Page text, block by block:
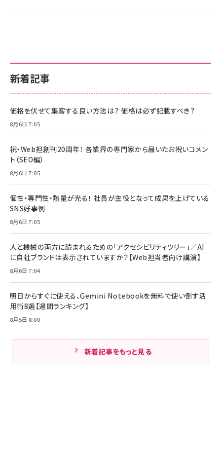
新着記事
価格を伏せて集客する良い方法は？ 価格は必ず記載すべき？
8月6日 7:05
祝・Web担創刊20周年！ 各業界の専門家から届いたお祝いコメン
ト（SEO編）
8月6日 7:05
個性・専門性・熱量が光る！ 社員が主役となって成果を上げている
SNS好事例
8月6日 7:05
人と機械の両方に読まれるための「アクセシビリティツリー」／AI
に自社ブランドは表示されていますか？【Web担当者向け講演】
8月6日 7:04
明日からすぐに使える、Gemini Notebookを無料で使い倒す活
用術8選【週間ランキング】
8月5日 8:00
新着記事をもっと見る